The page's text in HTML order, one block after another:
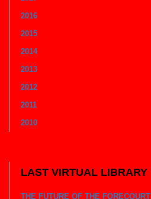
2016
2015
2014
2013
2012
2011
2010
LAST VIRTUAL LIBRARY
THE FUTURE OF THE FORECOURT